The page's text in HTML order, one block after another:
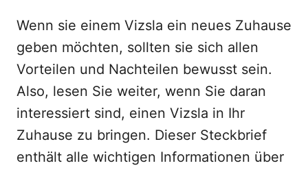
Wenn sie einem Vizsla ein neues Zuhause
geben möchten, sollten sie sich allen
Vorteilen und Nachteilen bewusst sein.
Also, lesen Sie weiter, wenn Sie daran
interessiert sind, einen Vizsla in Ihr
Zuhause zu bringen. Dieser Steckbrief
enthält alle wichtigen Informationen über